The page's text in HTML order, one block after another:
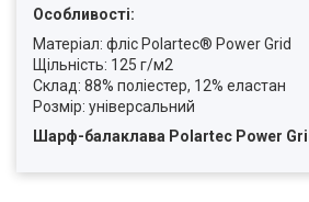
Особливості:
Матеріал: фліс Polartec® Power Grid
Щільність: 125 г/м2
Склад: 88% поліестер, 12% еластан
Розмір: універсальний
Шарф-балаклава Polartec Power